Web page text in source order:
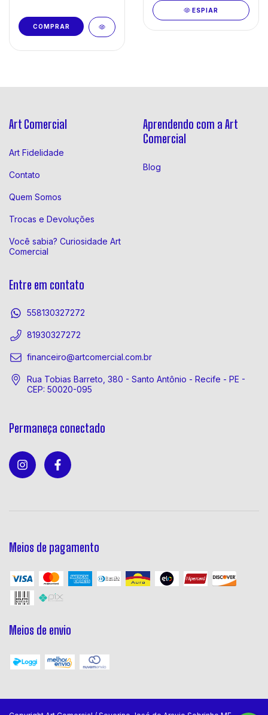
ESPIAR
Art Comercial
Art Fidelidade
Contato
Quem Somos
Trocas e Devoluções
Você sabia? Curiosidade Art
Comercial
Aprendendo com a Art
Comercial
Blog
Entre em contato
558130327272
81930327272
financeiro@artcomercial.com.br
Rua Tobias Barreto, 380 - Santo Antônio - Recife - PE -
CEP: 50020-095
Permaneça conectado
Meios de pagamento
Meios de envio